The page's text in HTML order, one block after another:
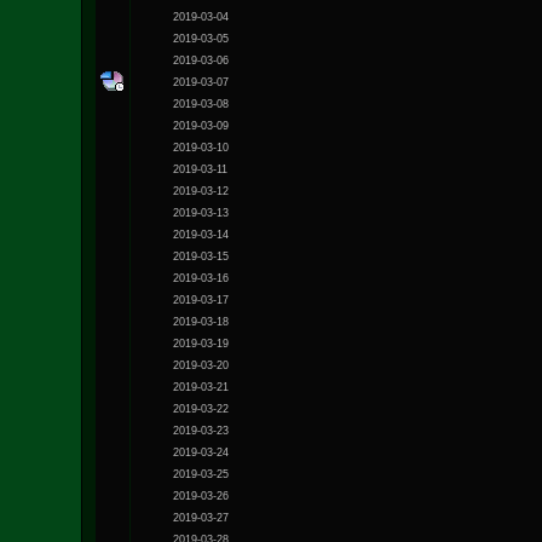
2019-03-04
2019-03-05
2019-03-06
2019-03-07
2019-03-08
2019-03-09
2019-03-10
2019-03-11
2019-03-12
2019-03-13
2019-03-14
2019-03-15
2019-03-16
2019-03-17
2019-03-18
2019-03-19
2019-03-20
2019-03-21
2019-03-22
2019-03-23
2019-03-24
2019-03-25
2019-03-26
2019-03-27